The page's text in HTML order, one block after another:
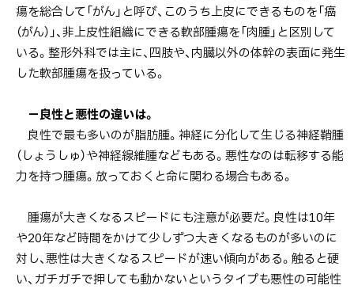
瘍を総合して「がん」と呼び、このうち上皮にできるものを「癌
（がん）」、非上皮性組織にできる軟部腫瘍を「肉腫」と区別して
いる。整形外科では主に、四肢や、内臓以外の体幹の表面に発生
した軟部腫瘍を扱っている。
－良性と悪性の違いは。
良性で最も多いのが脂肪腫。神経に分化して生じる神経鞘腫
（しょうしゅ）や神経線維腫などもある。悪性なのは転移する能
力を持つ腫瘍。放っておくと命に関わる場合もある。
腫瘍が大きくなるスピードにも注意が必要だ。良性は10年
や20年など時間をかけて少しずつ大きくなるものが多いのに
対し、悪性は大きくなるスピードが速い傾向がある。触ると硬
い、ガチガチで押しても動かないというタイプも悪性の可能性